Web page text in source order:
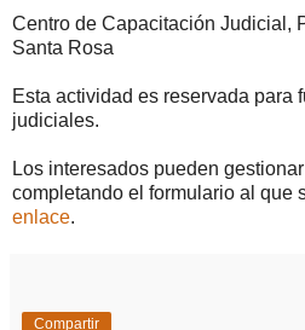
Centro de Capacitación Judicial,
Santa Rosa
Esta actividad es reservada para
judiciales.
Los interesados pueden
completando el formulario al que
enlace.
Compartir